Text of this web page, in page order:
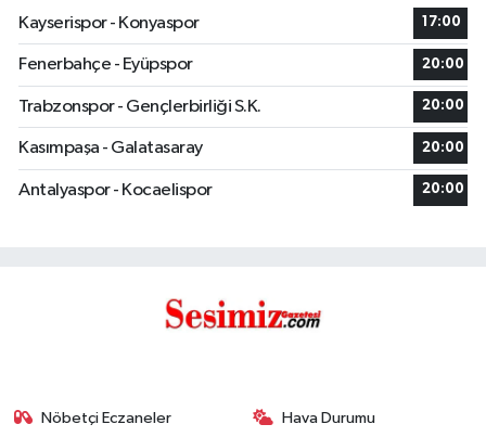
Kayserispor - Konyaspor
17:00
Fenerbahçe - Eyüpspor 20:00
Trabzonspor - Gençlerbirliği S.K. 20:00
Kasımpaşa - Galatasaray 20:00
Antalyaspor - Kocaelispor 20:00
Nöbetçi Eczaneler Hava Durumu